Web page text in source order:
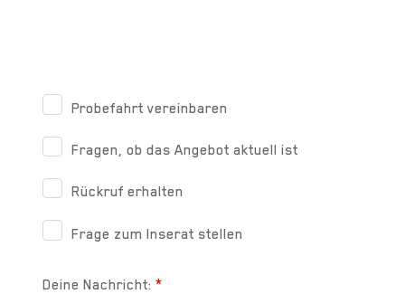
Probefahrt vereinbaren
Fragen, ob das Angebot aktuell ist
Rückruf erhalten
Frage zum Inserat stellen
Deine Nachricht: *